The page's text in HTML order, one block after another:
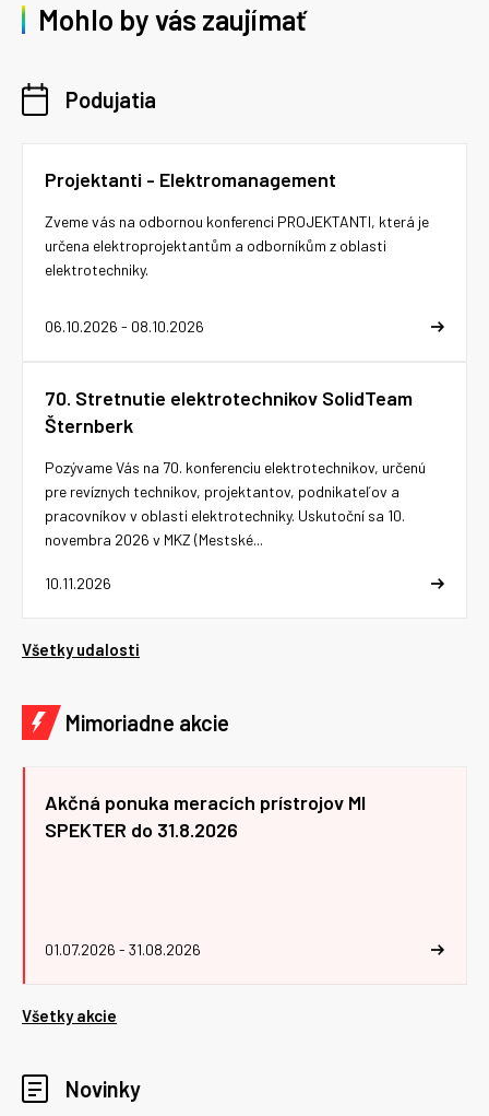
Mohlo by vás zaujímať
Podujatia
Projektanti - Elektromanagement
06.10.2026 - 08.10.2026
Zveme vás na odbornou konferenci PROJEKTANTI, která je
určena elektroprojektantům a odborníkům z oblasti
elektrotechniky.
70. Stretnutie elektrotechnikov SolidTeam
Šternberk
10.11.2026
Pozývame Vás na 70. konferenciu elektrotechnikov, určenú
pre revíznych technikov, projektantov, podnikateľov a
pracovníkov v oblasti elektrotechniky. Uskutoční sa 10.
novembra 2026 v MKZ (Mestské...
Všetky udalosti
Mimoriadne akcie
Akčná ponuka meracích prístrojov MI
SPEKTER do 31.8.2026
01.07.2026 - 31.08.2026
Všetky akcie
Novinky